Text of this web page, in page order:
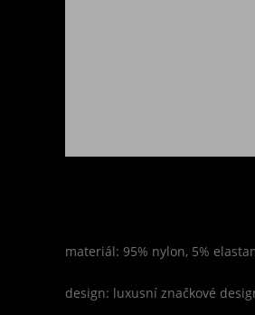
materiál: 95% nylon, 5%
design: luxusní značkové